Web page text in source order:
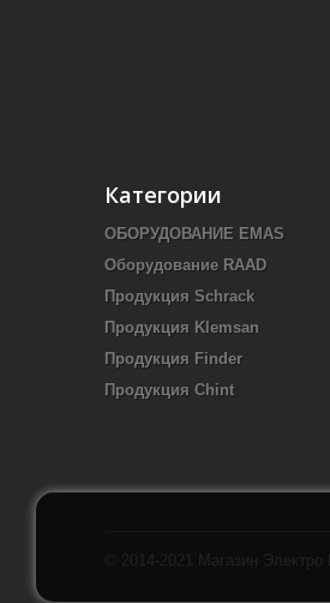
Категории
ОБОРУДОВАНИЕ EMAS
Оборудование RAAD
Продукция Schrack
Продукция Klemsan
Продукция Finder
Продукция Chint